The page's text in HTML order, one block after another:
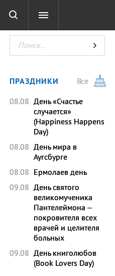
ТЕСТЫ
ПРАЗДНИКИ
Все
08.08 День «Счастье
случается»
(Happiness Happens
Day)
08.08 День мира в
Аугсбурге
08.08 Ермолаев день
09.08 День святого
великомученика
Пантелеймона –
покровителя всех
врачей и целителя
больных
09.08 День книголюбов
(Book Lovers Day)